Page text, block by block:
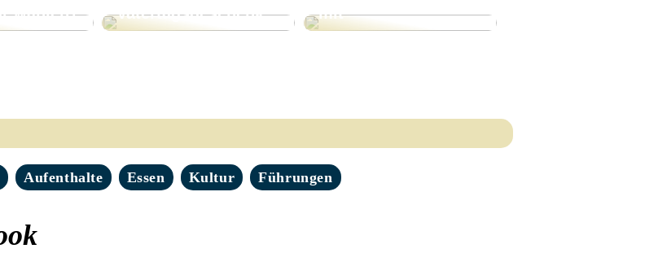
wählen?
Vatertagsgeschenk
mit
Aufenthalte Essen Kultur Führungen